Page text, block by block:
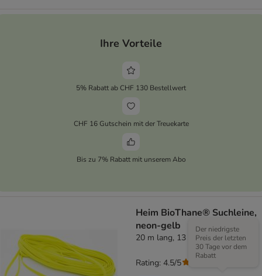
Ihre Vorteile
5% Rabatt ab CHF 130 Bestellwert
CHF 16 Gutschein mit der Treuekarte
Bis zu 7% Rabatt mit unserem Abo
Heim BioThane® Suchleine,
neon-gelb
20 m lang, 13 mm breit
Der niedrigste
Preis der letzten
30 Tage vor dem
Rabatt
Rating: 4.5/5